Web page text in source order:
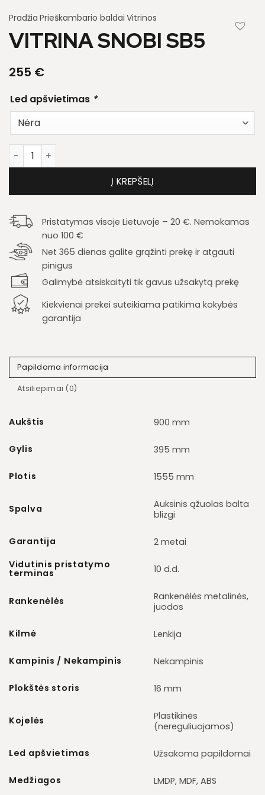
Pradžia Prieškambario baldai Vitrinos
VITRINA SNOBI SB5
255 €
Led apšvietimas *
produkto kiekis: Vitrina Snobi SB5
Į KREPŠELĮ
Pristatymas visoje Lietuvoje – 20 €. Nemokamas
nuo 100 €
Net 365 dienas galite grąžinti prekę ir atgauti
pinigus
Galimybė atsiskaityti tik gavus užsakytą prekę
Kiekvienai prekei suteikiama patikima kokybės
garantija
Papildoma informacija
Atsiliepimai (0)
Aukštis 900 mm
Gylis 395 mm
Plotis 1555 mm
Spalva
Auksinis ąžuolas balta
blizgi
Garantija
2 metai
Vidutinis pristatymo
terminas 10 d.d.
Rankenėlės
Rankenėlės metalinės,
juodos
Kilmė Lenkija
Kampinis / Nekampinis Nekampinis
Plokštės storis 16 mm
Kojelės
Plastikinės
(nereguliuojamos)
Led apšvietimas Užsakoma papildomai
Medžiagos LMDP, MDF, ABS